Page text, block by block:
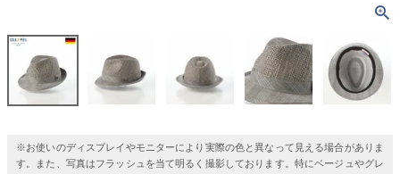
※お使いのディスプレイやモニターにより実際の色と異なって見える場合がありま
す。また、写真はフラッシュを当て明るく撮影しております。特にベージュやグレ